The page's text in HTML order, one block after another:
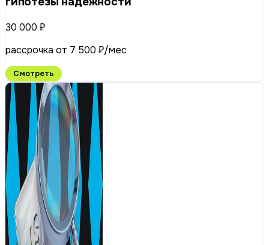
30 000 ₽
рассрочка от 7 500 ₽/мес
Смотреть